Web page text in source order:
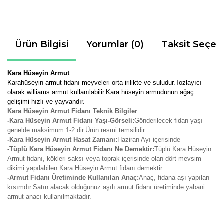
Ürün Bilgisi Yorumlar (0) Taksit
Kara Hüseyin Armut
Karahüseyin armut fidanı meyveleri orta irilikte ve suludur.Tozlayıcı
olarak williams armut kullanılabilir.Kara hüseyin armudunun ağaç
gelişimi hızlı ve yayvandır.
Kara Hüseyin Armut Fidanı Teknik Bilgiler
-Kara Hüseyin Armut Fidanı Yaşı-Görseli:Gönderilecek fidan yaşı
genelde maksimum 1-2 dir.Ürün resmi temsilidir.
-Kara Hüseyin Armut Hasat Zamanı: Haziran Ayı içerisinde
-Tüplü Kara Hüseyin Armut Fidanı Ne Demektir:Tüplü Kara Hüseyin
Armut fidanı, kökleri saksı veya toprak içerisinde olan dört mevsim
dikimi yapılabilen Kara Hüseyin Armut fidanı demektir.
-Armut Fidanı Üretiminde Kullanılan Anaç:Anaç, fidana aşı yapılan
kısımdır.Satın alacak olduğunuz aşılı armut fidanı üretiminde yabani
armut anacı kullanılmaktadır.